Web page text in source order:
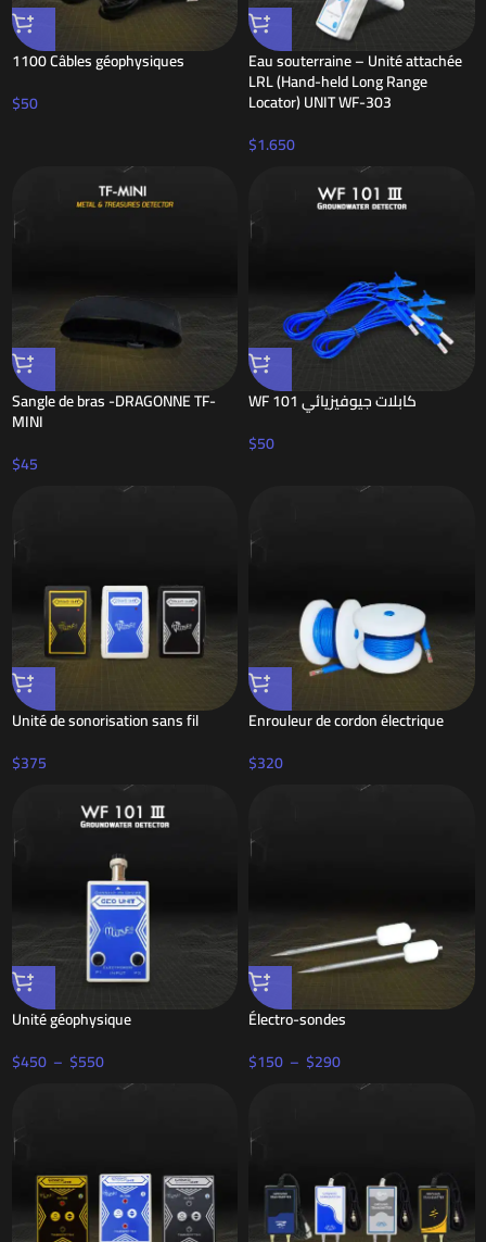
1100 Câbles géophysiques
$50
Eau souterraine – Unité attachée
LRL (Hand-held Long Range
Locator) UNIT WF-303
$1.650
Sangle de bras -DRAGONNE TF-
MINI
$45
WF 101 كابلات جيوفيزيائي
$50
Unité de sonorisation sans fil
$375
Enrouleur de cordon électrique
$320
Unité géophysique
$450 – $550
Électro-sondes
$150 – $290